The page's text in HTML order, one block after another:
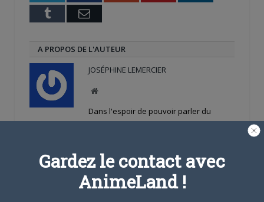
Tumblr Email
A PROPOS DE L'AUTEUR
JOSÉPHINE LEMERCIER
Site
Dans l'espoir de pouvoir parler du
prochain volume de Nana dans
ARTICLES LIÉS
Gardez le contact avec
AnimeLand !